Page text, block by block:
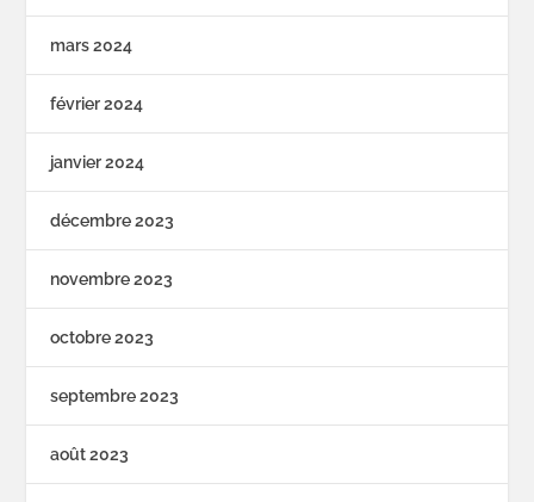
mars 2024
février 2024
janvier 2024
décembre 2023
novembre 2023
octobre 2023
septembre 2023
août 2023